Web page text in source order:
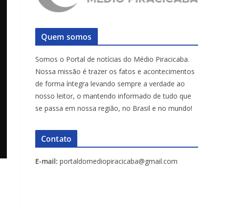
Quem somos
Somos o Portal de notícias do Médio Piracicaba.
Nossa missão é trazer os fatos e acontecimentos
de forma íntegra levando sempre a verdade ao
nosso leitor, o mantendo informado de tudo que
se passa em nossa região, no Brasil e no mundo!
Contato
E-mail: portaldomediopiracicaba@gmail.com